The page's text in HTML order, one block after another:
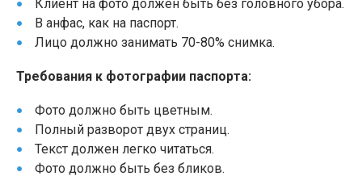
Клиент на фото должен быть без головного убора.
В анфас, как на паспорт.
Лицо должно занимать 70-80% снимка.
Требования к фотографии паспорта:
Фото должно быть цветным.
Полный разворот двух страниц.
Текст должен легко читаться.
Фото должно быть без бликов.